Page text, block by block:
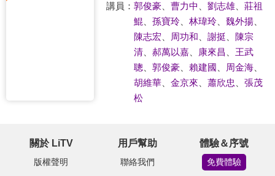
講員： 郭俊豪 曹力中 劉志雄、 莊祖
鯤
孫寶玲、 林瑋玲、 魏外揚、
陳志宏
周功和 謝挺
陳宗
清、 郝萬以嘉、 康來昌
王武
聰
郭俊豪 賴建國 周金海、
胡維華、 金京來 蕭欣忠
張茂
松
關於 LiTV
版權聲明
用戶幫助
聯絡我們
體驗＆序號
免費體驗